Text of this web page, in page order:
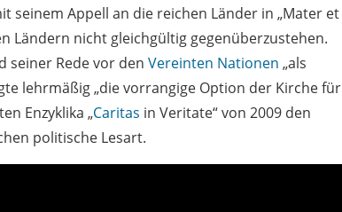
seinem Appell an die reichen Länder in „Mater et
Ländern nicht gleichgültig gegenüberzustehen.
seiner Rede vor den Vereinten Nationen „als
lehrmäßig „die vorrangige Option der Kirche für
Enzyklika „Caritas in Veritate“ von 2009 den
politische Lesart.